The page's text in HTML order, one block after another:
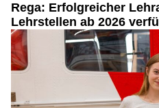
Rega: Erfolgreicher
Lehrstellen ab 2026